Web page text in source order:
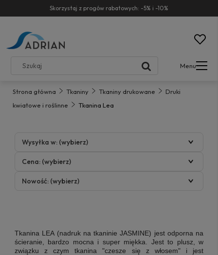
Skorzystaj z progów rabatowych: -5% i -10%
Menu
Strona główna Tkaniny Tkaniny drukowane
Druki
kwiatowe i roślinne
Tkanina Lea
Wysyłka w: (wybierz)
Cena: (wybierz)
Nowość: (wybierz)
Tkanina LEA (nadruk na tkaninie JASMINE) jest odporna na
ścieranie, bardzo mocna i super miękka. Jest to plusz, w
związku z czym tkanina "czesze się z włosem" i jest